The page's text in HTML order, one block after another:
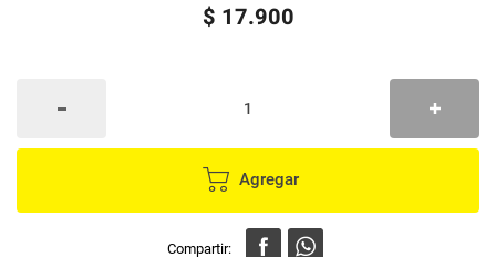
$ 17.900
Agregar